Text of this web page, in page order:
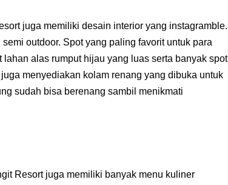
juga memiliki desain interior yang instagramble.
outdoor. Spot yang paling favorit untuk para
alas rumput hijau yang luas serta banyak spot
menyediakan kolam renang yang dibuka untuk
sudah bisa berenang sambil menikmati
Resort juga memiliki banyak menu kuliner